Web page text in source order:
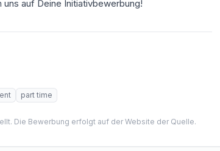
auf Deine Initiativbewerbung!
part time
Die Bewerbung erfolgt auf der Website der Quelle.